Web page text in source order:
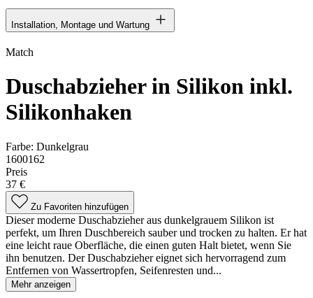
Installation, Montage und Wartung
Match
Duschabzieher in Silikon inkl.
Silikonhaken
Farbe: Dunkelgrau
1600162
Preis
37 €
Zu Favoriten hinzufügen
Dieser moderne Duschabzieher aus dunkelgrauem Silikon ist
perfekt, um Ihren Duschbereich sauber und trocken zu halten. Er hat
eine leicht raue Oberfläche, die einen guten Halt bietet, wenn Sie
ihn benutzen. Der Duschabzieher eignet sich hervorragend zum
Entfernen von Wassertropfen, Seifenresten und...
Mehr anzeigen